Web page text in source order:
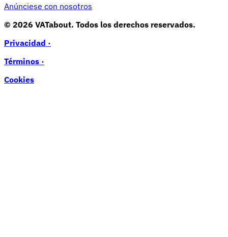
Anúnciese con nosotros
© 2026 VATabout. Todos los derechos reservados.
Privacidad ·
Términos ·
Cookies